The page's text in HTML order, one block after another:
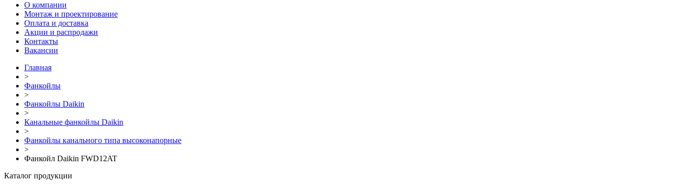
О компании
Монтаж и проектирование
Оплата и доставка
Акции и распродажи
Контакты
Вакансии
Главная
>
Фанкойлы
>
Фанкойлы Daikin
>
Канальные фанкойлы Daikin
>
Фанкойлы канального типа высоконапорные
>
Фанкойл Daikin FWD12AT
Каталог продукции